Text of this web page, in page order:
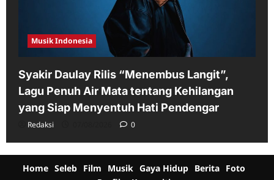
Musik Indonesia
Syakir Daulay Rilis “Menembus Langit”,
Lagu Penuh Air Mata tentang Kehilangan
yang Siap Menyentuh Hati Pendengar
Redaksi 0
Home Seleb Film Musik Gaya Hidup Berita Foto